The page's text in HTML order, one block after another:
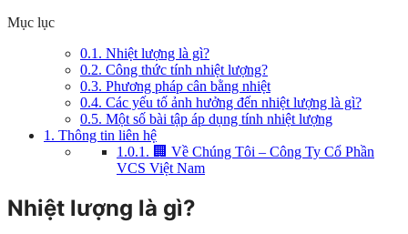
Mục lục
0.1. Nhiệt lượng là gì?
0.2. Công thức tính nhiệt lượng?
0.3. Phương pháp cân bằng nhiệt
0.4. Các yếu tố ảnh hưởng đến nhiệt lượng là gì?
0.5. Một số bài tập áp dụng tính nhiệt lượng
1. Thông tin liên hệ
1.0.1. 🏢 Về Chúng Tôi – Công Ty Cổ Phần
VCS Việt Nam
Nhiệt lượng là gì?